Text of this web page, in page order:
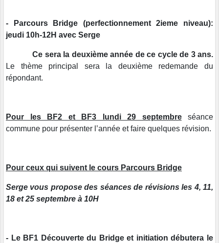
- Parcours Bridge (perfectionnement 2ieme niveau):
jeudi 10h-12H avec Serge
Ce sera la deuxième année de ce cycle de 3 ans.
Le thème principal sera la deuxième redemande du
répondant.
Pour les BF2 et BF3 lundi 29 septembreséance
commune pour présenter l’année et faire quelques révision.
Pour ceux qui suivent le cours Parcours Bridge
Serge vous propose des séances de révisions les 4, 11,
18 et 25 septembre à 10H
- Le BF1 Découverte du Bridge et initiation débutera le